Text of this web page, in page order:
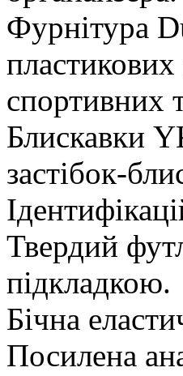
Фурнітура
пластикових
спортивних
Блискавки
застібок-
Твердий
підкладкою.
Бічна
Посилена